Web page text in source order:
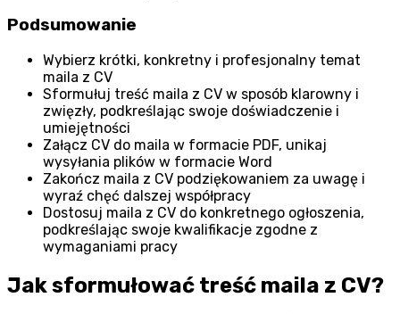
Podsumowanie
Wybierz krótki, konkretny i profesjonalny temat
maila z CV
Sformułuj treść maila z CV w sposób klarowny i
zwięzły, podkreślając swoje doświadczenie i
umiejętności
Załącz CV do maila w formacie PDF, unikaj
wysyłania plików w formacie Word
Zakończ maila z CV podziękowaniem za uwagę i
wyraź chęć dalszej współpracy
Dostosuj maila z CV do konkretnego ogłoszenia,
podkreślając swoje kwalifikacje zgodne z
wymaganiami pracy
Jak sformułować treść maila z CV?